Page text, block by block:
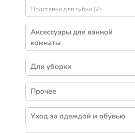
Подставки для губки (2)
Аксессуары для ванной
комнаты
Полотенца (286)
Коврики для ванной и душевой (181)
Шторы для ванн (115)
Ерши (76)
Мыльницы (74)
Дозаторы (72)
Для уборки
Чистящие средства (382)
Тазы (96)
Ведра (91)
Мусорные контейнеры (62)
Прочее
Веревки (74)
Одноразовая одежда (35)
Уход за одеждой и обувью